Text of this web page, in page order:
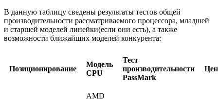
В данную таблицу сведены результаты тестов общей
производительности рассматриваемого процессора, младшей
и старшей моделей линейки(если они есть), а также
возможности ближайших моделей конкурента:
Позиционирование
Модель
CPU
Тест
производительности
PassMark
AMD